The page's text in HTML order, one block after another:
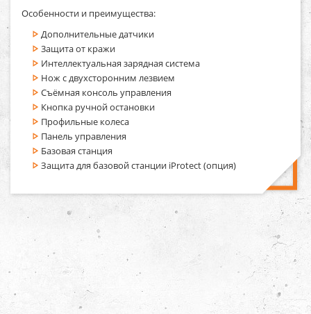
Особенности и преимущества:
Дополнительные датчики
3ащита от кражи
Интеллектуальная зарядная система
Нож с двухсторонним лезвием
Съёмная консоль управления
Кнопка ручной остановки
Профильные колеса
Панель управления
Базовая станция
Защита для базовой станции iProtect (опция)